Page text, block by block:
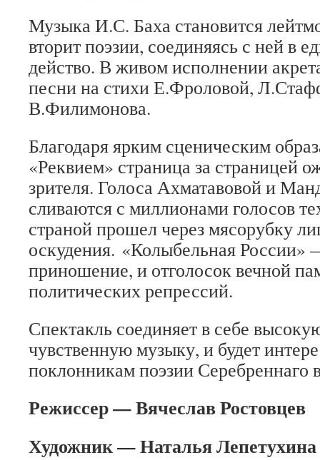
Музыка И.С. Баха становится
вторит поэзии, соединяясь с ней в
действо. В живом исполнении
песни на стихи Е.Фроловой,
В.Филимонова.
Благодаря ярким сценическим
«Реквием» страница за страницей
зрителя. Голоса Ахматавовой и
сливаются с миллионами голосов
страной прошел через мясорубку
оскудения. «Колыбельная России»
приношение, и отголосок вечной
политических репрессий.
Спектакль соединяет в себе
чувственную музыку, и будет
поклонникам поэзии Серебреннаго
Режиссер — Вячеслав Ростовцев
Художник — Наталья Лепетухина